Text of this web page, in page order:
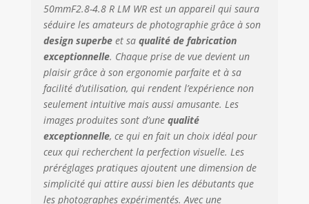
50mmF2.8-4.8 R LM WR est un appareil qui saura
séduire les amateurs de photographie grâce à son
design superbeet sa qualité de fabrication
exceptionnelle. Chaque prise de vue devient un
plaisir grâce à son ergonomie parfaite et à sa
facilité d’utilisation, qui rendent l’expérience non
seulement intuitive mais aussi amusante. Les
images produites sont d’une qualité
exceptionnelle, ce qui en fait un choix idéal pour
ceux qui recherchent la perfection visuelle. Les
préréglages pratiques ajoutent une dimension de
simplicité qui attire aussi bien les débutants que
les photographes expérimentés. Avec une